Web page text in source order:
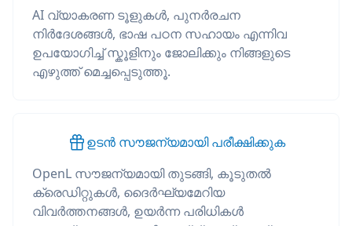
AI വ്യാകരണ ടൂളുകൾ, പുനർരചന
നിർദേശങ്ങൾ, ഭാഷ പഠന സഹായം എന്നിവ
ഉപയോഗിച്ച് സ്കൂളിനും ജോലിക്കും നിങ്ങളുടെ
എഴുത്ത് മെച്ചപ്പെടുത്തൂ.
ഉടൻ സൗജന്യമായി പരീക്ഷിക്കുക
OpenL സൗജന്യമായി തുടങ്ങി, കൂടുതൽ
ക്രെഡിറ്റുകൾ, ദൈർഘ്യമേറിയ
വിവർത്തനങ്ങൾ, ഉയർന്ന പരിധികൾ